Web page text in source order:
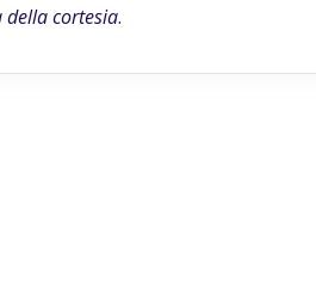
cortesia.